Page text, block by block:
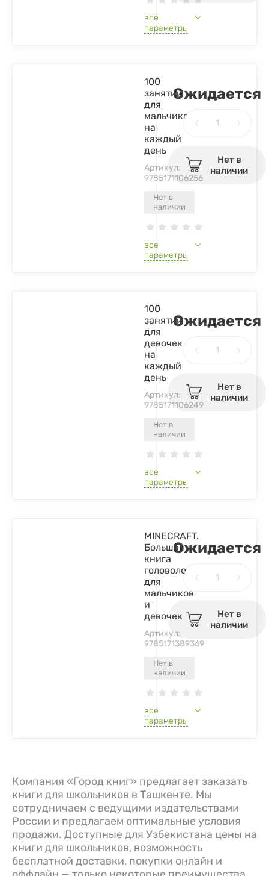
все
параметры
Нет в
наличии
100
занятий
для
мальчиков
на
каждый
день
Артикул:
9785171106256
все
параметры
Ожидается
Нет в
наличии
Нет в
наличии
100
занятий
для
девочек
на
каждый
день
Артикул:
9785171106249
все
параметры
Ожидается
Нет в
наличии
Нет в
наличии
MINECRAFT.
Большая
книга
головоломок
для
мальчиков
и
девочек
Артикул:
9785171389369
все
параметры
Ожидается
Нет в
наличии
Компания «Город книг» предлагает заказать
книги для школьников в Ташкенте. Мы
сотрудничаем с ведущими издательствами
России и предлагаем оптимальные условия
продажи. Доступные для Узбекистана цены на
книги для школьников, возможность
бесплатной доставки, покупки онлайн и